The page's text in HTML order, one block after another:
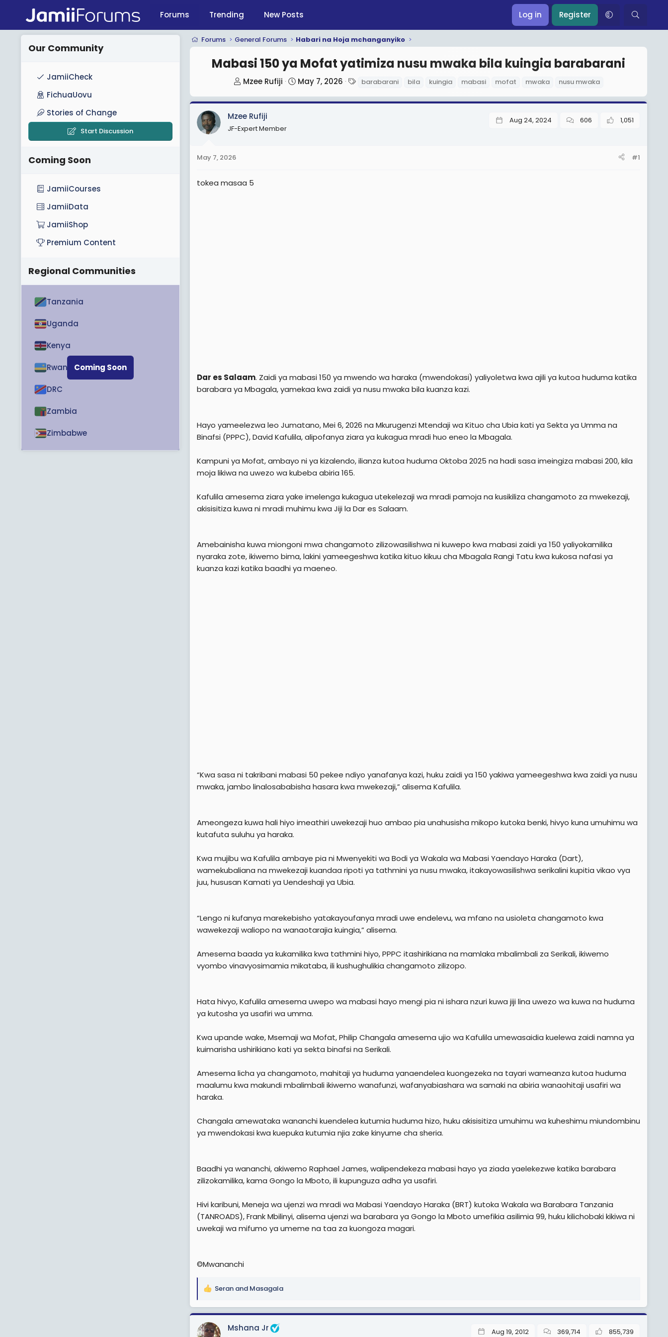
Forums Trending New Posts Log in Register
Forums General Forums Habari na Hoja mchanganyiko
Mabasi 150 ya Mofat yatimiza nusu mwaka bila kuingia barabarani
T
r
e
a
r
Mzee Rufiji
S
a
May 7, 2026
g
barabarani bila kuingia mabasi mofat mwaka nusu mwaka
Mzee Rufiji
JF-Expert Member
Aug 24, 2024 606 1,051
May 7, 2026 #1
tokea masaa 5
Dar es Salaam. Zaidi ya mabasi 150 ya mwendo wa haraka (mwendokasi) yaliyoletwa kwa ajili ya kutoa huduma katika
barabara ya Mbagala, yamekaa kwa zaidi ya nusu mwaka bila kuanza kazi.
Hayo yameelezwa leo Jumatano, Mei 6, 2026 na Mkurugenzi Mtendaji wa Kituo cha Ubia kati ya Sekta ya Umma na
Binafsi (PPPC), David Kafulila, alipofanya ziara ya kukagua mradi huo eneo la Mbagala.
Kampuni ya Mofat, ambayo ni ya kizalendo, ilianza kutoa huduma Oktoba 2025 na hadi sasa imeingiza mabasi 200, kila
moja likiwa na uwezo wa kubeba abiria 165.
Kafulila amesema ziara yake imelenga kukagua utekelezaji wa mradi pamoja na kusikiliza changamoto za mwekezaji,
akisisitiza kuwa ni mradi muhimu kwa Jiji la Dar es Salaam.
Amebainisha kuwa miongoni mwa changamoto zilizowasilishwa ni kuwepo kwa mabasi zaidi ya 150 yaliyokamilika
nyaraka zote, ikiwemo bima, lakini yameegeshwa katika kituo kikuu cha Mbagala Rangi Tatu kwa kukosa nafasi ya
kuanza kazi katika baadhi ya maeneo.
“Kwa sasa ni takribani mabasi 50 pekee ndiyo yanafanya kazi, huku zaidi ya 150 yakiwa yameegeshwa kwa zaidi ya nusu
mwaka, jambo linalosababisha hasara kwa mwekezaji,” alisema Kafulila.
Ameongeza kuwa hali hiyo imeathiri uwekezaji huo ambao pia unahusisha mikopo kutoka benki, hivyo kuna umuhimu wa
kutafuta suluhu ya haraka.
Kwa mujibu wa Kafulila ambaye pia ni Mwenyekiti wa Bodi ya Wakala wa Mabasi Yaendayo Haraka (Dart),
wamekubaliana na mwekezaji kuandaa ripoti ya tathmini ya nusu mwaka, itakayowasilishwa serikalini kupitia vikao vya
juu, hususan Kamati ya Uendeshaji ya Ubia.
“Lengo ni kufanya marekebisho yatakayoufanya mradi uwe endelevu, wa mfano na usioleta changamoto kwa
wawekezaji waliopo na wanaotarajia kuingia,” alisema.
Amesema baada ya kukamilika kwa tathmini hiyo, PPPC itashirikiana na mamlaka mbalimbali za Serikali, ikiwemo
vyombo vinavyosimamia mikataba, ili kushughulikia changamoto zilizopo.
Hata hivyo, Kafulila amesema uwepo wa mabasi hayo mengi pia ni ishara nzuri kuwa jiji lina uwezo wa kuwa na huduma
ya kutosha ya usafiri wa umma.
Kwa upande wake, Msemaji wa Mofat, Philip Changala amesema ujio wa Kafulila umewasaidia kuelewa zaidi namna ya
kuimarisha ushirikiano kati ya sekta binafsi na Serikali.
Amesema licha ya changamoto, mahitaji ya huduma yanaendelea kuongezeka na tayari wameanza kutoa huduma
maalumu kwa makundi mbalimbali ikiwemo wanafunzi, wafanyabiashara wa samaki na abiria wanaohitaji usafiri wa
haraka.
Changala amewataka wananchi kuendelea kutumia huduma hizo, huku akisisitiza umuhimu wa kuheshimu miundombinu
ya mwendokasi kwa kuepuka kutumia njia zake kinyume cha sheria.
Baadhi ya wananchi, akiwemo Raphael James, walipendekeza mabasi hayo ya ziada yaelekezwe katika barabara
zilizokamilika, kama Gongo la Mboto, ili kupunguza adha ya usafiri.
Hivi karibuni, Meneja wa ujenzi wa mradi wa Mabasi Yaendayo Haraka (BRT) kutoka Wakala wa Barabara Tanzania
(TANROADS), Frank Mbilinyi, alisema ujenzi wa barabara ya Gongo la Mboto umefikia asilimia 99, huku kilichobaki kikiwa ni
uwekaji wa mifumo ya umeme na taa za kuongoza magari.
©Mwananchi
R
a
c
t
Seran and Masagala
Mshana Jr Aug 19, 2012 369,714 855,739
Our Community
JamiiCheck
FichuaUovu
Stories of Change
Start Discussion
Coming Soon
JamiiCourses
JamiiData
JamiiShop
Premium Content
Regional Communities
Coming Soon
Tanzania
Uganda
Kenya
Rwanda
DRC
Zambia
Zimbabwe